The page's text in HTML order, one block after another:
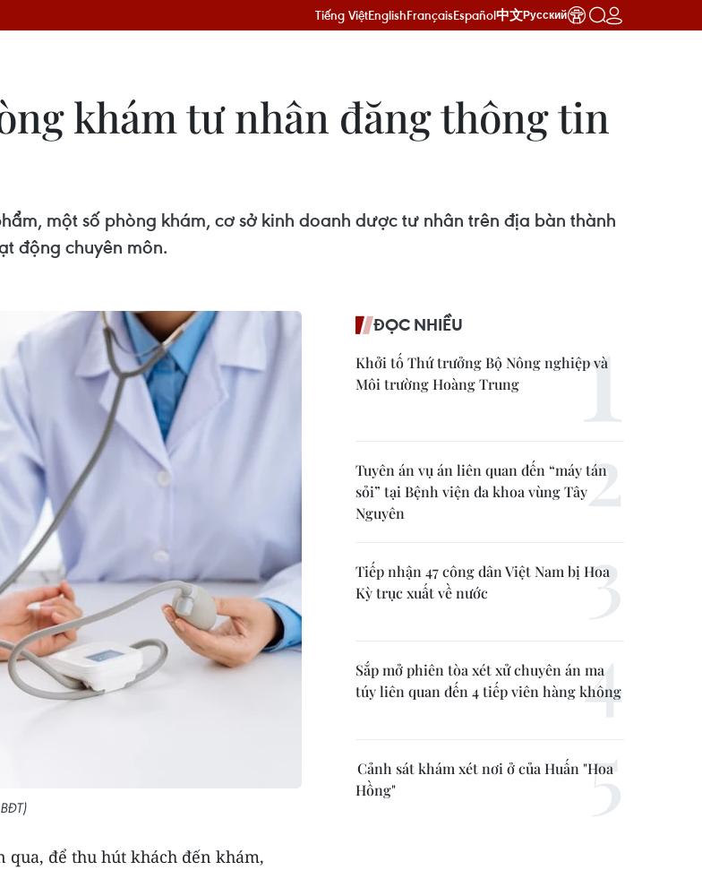
Tiếng ViệtEnglishFrançaisEspañol中文Русский
khám tư nhân đăng thông tin
một số phòng khám, cơ sở kinh doanh dược tư nhân trên địa bàn thành
động chuyên môn.
qua, để thu hút khách đến khám,
ĐỌC NHIỀU
Khởi tố Thứ trưởng Bộ Nông nghiệp và
Môi trường Hoàng Trung
Tuyên án vụ án liên quan đến “máy tán
sỏi” tại Bệnh viện đa khoa vùng Tây
Nguyên
Tiếp nhận 47 công dân Việt Nam bị Hoa
Kỳ trục xuất về nước
Sắp mở phiên tòa xét xử chuyên án ma
túy liên quan đến 4 tiếp viên hàng không
Cảnh sát khám xét nơi ở của Huấn "Hoa
Hồng"